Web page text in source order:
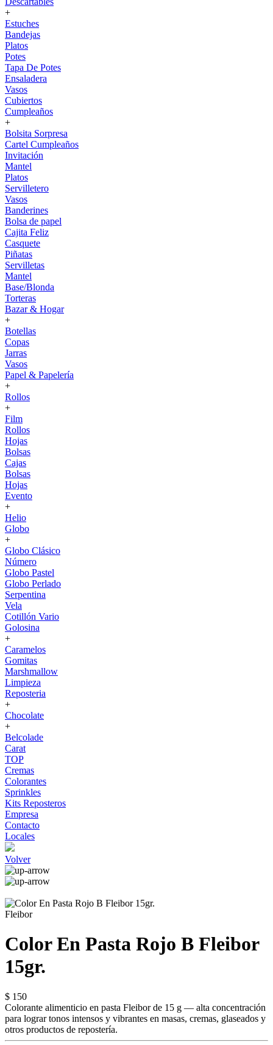
+
Estuches
Bandejas
Platos
Potes
Tapa De Potes
Ensaladera
Vasos
Cubiertos
Cumpleaños
+
Bolsita Sorpresa
Cartel Cumpleaños
Invitación
Mantel
Platos
Servilletero
Vasos
Banderines
Bolsa de papel
Cajita Feliz
Casquete
Piñatas
Servilletas
Mantel
Base/Blonda
Torteras
Bazar & Hogar
+
Botellas
Copas
Jarras
Vasos
Papel & Papelería
+
Rollos
+
Film
Rollos
Hojas
Bolsas
Cajas
Bolsas
Hojas
Evento
+
Helio
Globo
+
Globo Clásico
Número
Globo Pastel
Globo Perlado
Serpentina
Vela
Cotillón Vario
Golosina
+
Caramelos
Gomitas
Marshmallow
Limpieza
Reposteria
+
Chocolate
+
Belcolade
Carat
TOP
Cremas
Colorantes
Sprinkles
Kits Reposteros
Empresa
Contacto
Locales
Volver
Fleibor
Color En Pasta Rojo B Fleibor
15gr.
$ 150
Colorante alimenticio en pasta Fleibor de 15 g — alta concentración
para lograr tonos intensos y vibrantes en masas, cremas, glaseados y
otros productos de repostería.